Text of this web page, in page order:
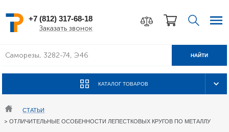
+7 (812) 317-68-18
Заказать звонок
КАТАЛОГ ТОВАРОВ
НАЙТИ
СТАТЬИ
>ОТЛИЧИТЕЛЬНЫЕ ОСОБЕННОСТИ ЛЕПЕСТКОВЫХ КРУГОВ ПО МЕТАЛЛУ